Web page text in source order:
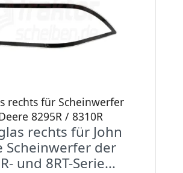
rechts für Scheinwerfer
8295R / 8310R
rechts für John
Scheinwerfer der
und 8RT-Serie...